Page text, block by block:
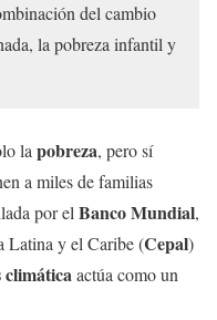
del cambio
la pobreza infantil y
la pobreza, pero sí
a miles de familias
por el Banco Mundial,
Latina y el Caribe (Cepal)
climáticaactúa como un